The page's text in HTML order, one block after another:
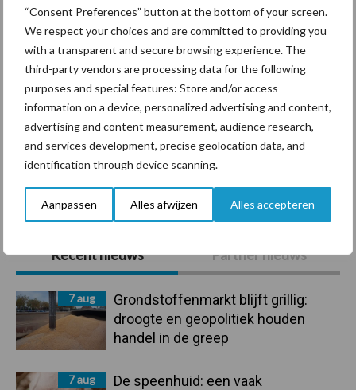
“Consent Preferences” button at the bottom of your screen.
We respect your choices and are committed to providing you
with a transparent and secure browsing experience. The
third-party vendors are processing data for the following
purposes and special features: Store and/or access
information on a device, personalized advertising and content,
advertising and content measurement, audience research,
and services development, precise geolocation data, and
identification through device scanning.
Aanpassen Alles afwijzen Alles accepteren
Sidebar
Recent nieuws Partner nieuws
7 aug
Grondstoffenmarkt blijft grillig:
droogte en geopolitiek houden
handel in de greep
7 aug
De speenhuid: een vaak
Beregening Bijproducten